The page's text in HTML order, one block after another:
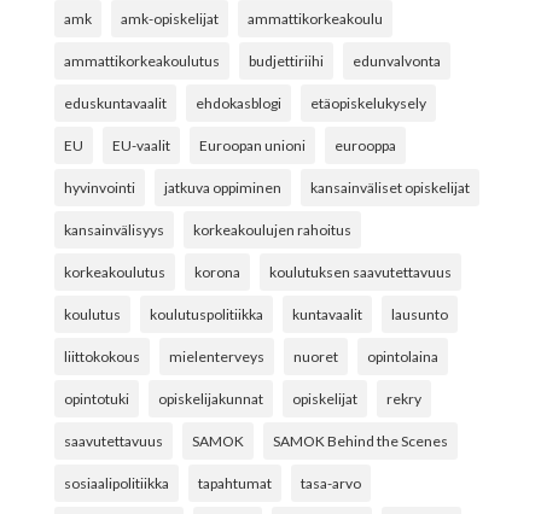
amk amk-opiskelijat ammattikorkeakoulu
ammattikorkeakoulutus budjettiriihi edunvalvonta
eduskuntavaalit ehdokasblogi etäopiskelukysely
EU EU-vaalit Euroopan unioni eurooppa
hyvinvointi jatkuva oppiminen kansainväliset opiskelijat
kansainvälisyys korkeakoulujen rahoitus
korkeakoulutus korona koulutuksen saavutettavuus
koulutus koulutuspolitiikka kuntavaalit lausunto
liittokokous mielenterveys nuoret opintolaina
opintotuki opiskelijakunnat opiskelijat rekry
saavutettavuus SAMOK SAMOK Behind the Scenes
sosiaalipolitiikka tapahtumat tasa-arvo